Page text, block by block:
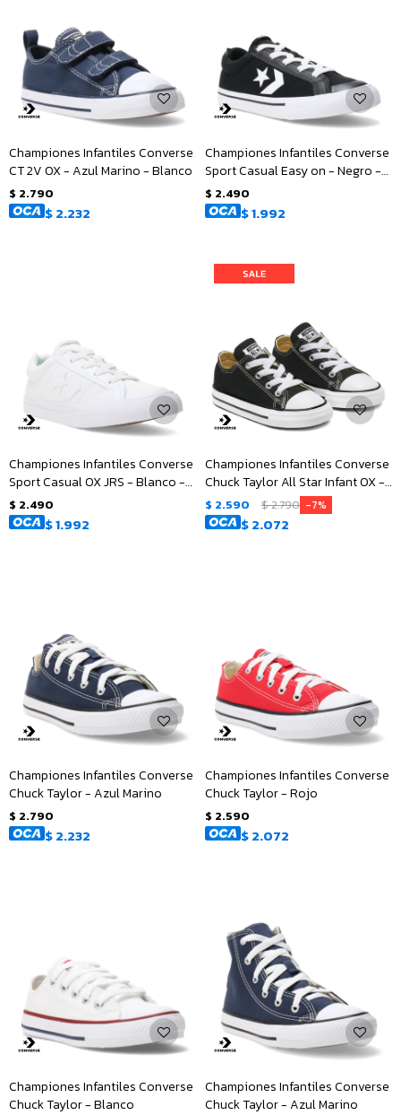
Championes Infantiles Converse
CT 2V OX - Azul Marino - Blanco
$ 2.790
$2.232
Championes Infantiles Converse
Sport Casual Easy on - Negro -
Blanco
$ 2.490
$1.992
Championes Infantiles Converse
Sport Casual OX JRS - Blanco -
Gris
$ 2.490
$1.992
Championes Infantiles Converse
Chuck Taylor All Star Infant OX -
Negro
$ 2.590 $2.790 7
$2.072
Championes Infantiles Converse
Chuck Taylor - Azul Marino
$ 2.790
$2.232
Championes Infantiles Converse
Chuck Taylor - Rojo
$ 2.590
$2.072
Championes Infantiles Converse
Chuck Taylor - Blanco
Championes Infantiles Converse
Chuck Taylor - Azul Marino